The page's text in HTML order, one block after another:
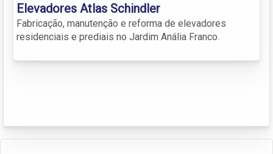
Elevadores Atlas Schindler
Fabricação, manutenção e reforma de elevadores
residenciais e prediais no Jardim Anália Franco.